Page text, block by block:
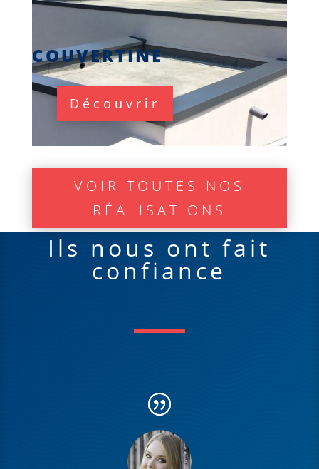
COUVERTINE
Découvrir
VOIR TOUTES NOS
RÉALISATIONS
Ils nous ont fait
confiance